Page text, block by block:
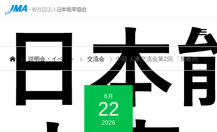
説明会・イベント 交流会 中部 人事交流会第2回 「禁断の会社用語辞典」出版記念 組織・人事用語のトレンド20語を徹底考察する
6月
22
2026